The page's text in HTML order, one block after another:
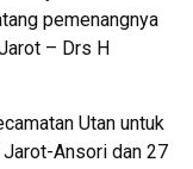
pemenangnya
– Drs H
Utan untuk
Ansori dan 27